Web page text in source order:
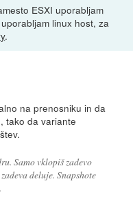
ESXI uporabljam
linux host, za
.
na prenosniku in da
tako da variante
Samo vklopiš zadevo
deluje. Snapshote